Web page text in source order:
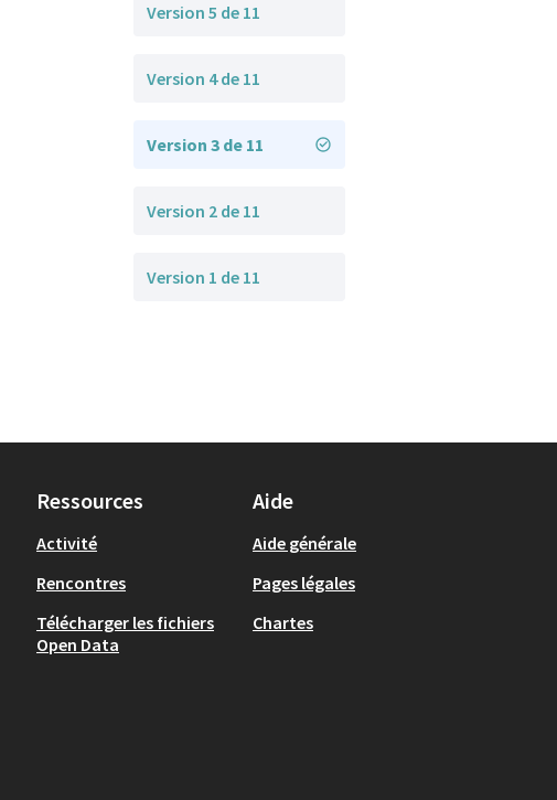
Version 5 de 11
Version 4 de 11
Version 3 de 11
Version 2 de 11
Version 1 de 11
Ressources
Activité
Rencontres
Télécharger les fichiers
Open Data
Aide
Aide générale
Pages légales
Chartes